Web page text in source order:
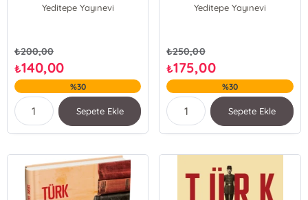
Yeditepe Yayınevi
₺200,00
₺140,00
%30
Sepete Ekle
Yeditepe Yayınevi
₺250,00
₺175,00
%30
Sepete Ekle